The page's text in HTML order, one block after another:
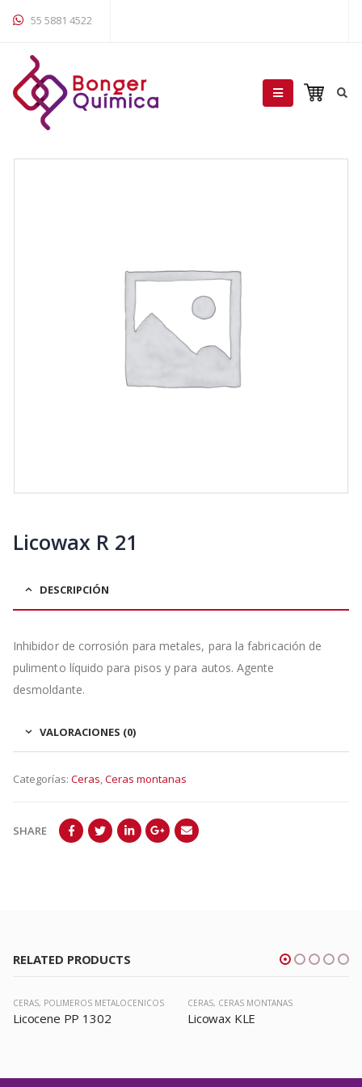
55 5881 4522
Licowax R 21
DESCRIPCIÓN
Inhibidor de corrosión para metales, para la fabricación de
pulimento líquido para pisos y para autos. Agente
desmoldante.
VALORACIONES (0)
Categorías: Ceras,Ceras montanas
SHARE
RELATED PRODUCTS
CERAS, POLIMEROS METALOCENICOS
Licocene PP 1302
CERAS, CERAS MONTANAS
Licowax KLE